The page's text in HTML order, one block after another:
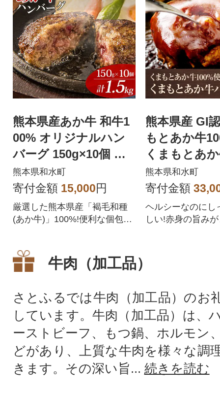
熊本県産あか牛 和牛1
00% オリジナルハン
バーグ 150g×10個 便
利な個包装(和水町)
熊本県和水町
寄付金額 15,000円
厳選した熊本県産「褐毛和種
(あか牛)」100%!便利な個包装
熊本県産 GI
もとあか牛
くまもとあ
ーグ
熊本県和水町
寄付金額
ヘルシーなのにし
しい!赤身の旨み
牛肉（加工品）
さとふるでは牛肉（加工品）のお
しています。牛肉（加工品）は、
ーストビーフ、もつ鍋、ホルモン
どがあり、上質な牛肉を様々な調
きます。その深い旨... 続きを読む